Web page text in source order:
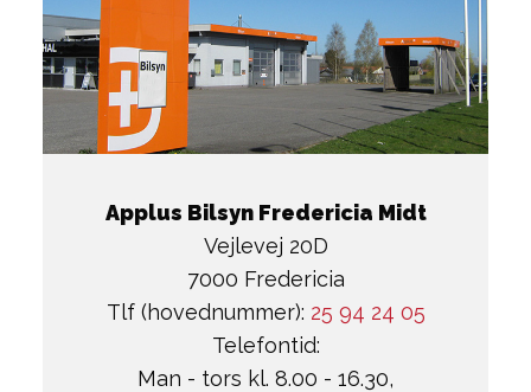
Applus Bilsyn Fredericia Midt
Vejlevej 20D
7000 Fredericia
Tlf (hovednummer): 25 94 24 05
Telefontid:
Man - tors kl. 8.00 - 16.30,